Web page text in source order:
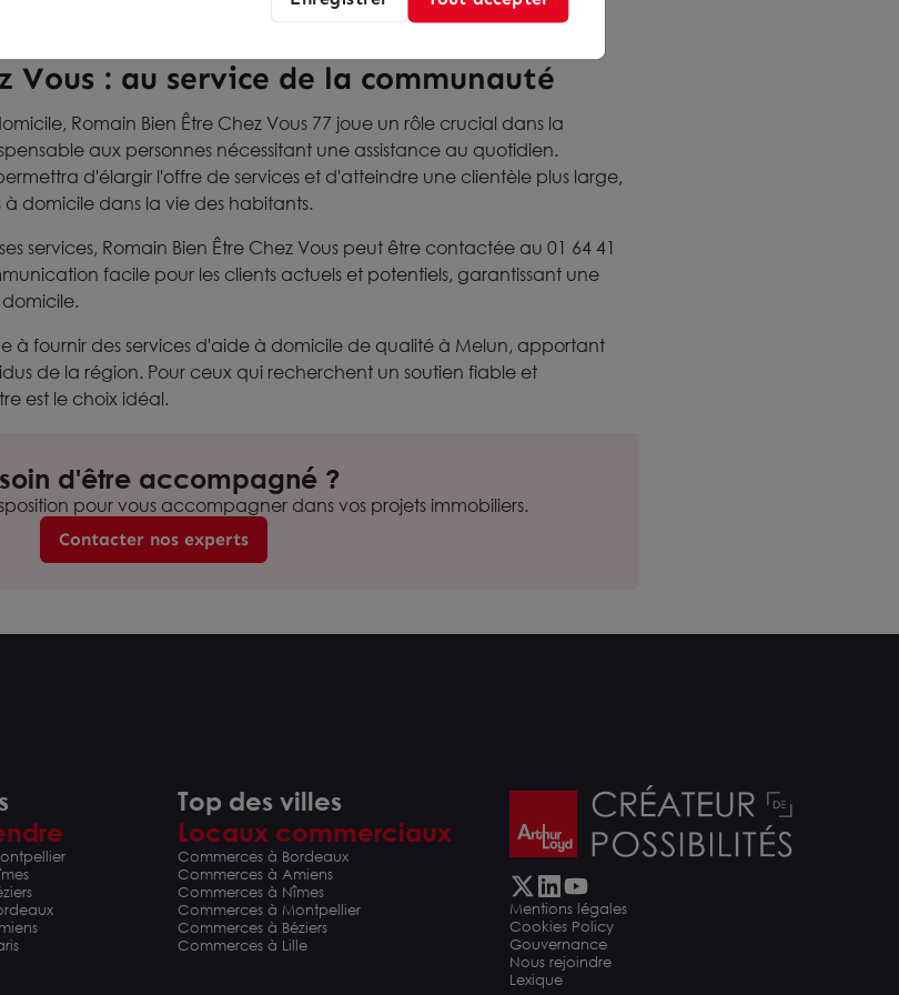
Vous : au service de la communauté
Romain Bien Être Chez Vous 77 joue un rôle crucial dans la
aux personnes nécessitant une assistance au quotidien.
d'élargir l'offre de services et d'atteindre une clientèle plus large,
domicile dans la vie des habitants.
services, Romain Bien Être Chez Vous peut être contactée au 01 64 41
facile pour les clients actuels et potentiels, garantissant une
à fournir des services d'aide à domicile de qualité à Melun, apportant
de la région. Pour ceux qui recherchent un soutien fiable et
est le choix idéal.
d'être accompagné ?
pour vous accompagner dans vos projets immobiliers.
Contacter nos experts
Top des villes
Locaux commerciaux
Commerces à Bordeaux
Commerces à Amiens
Commerces à Nîmes
Commerces à Montpellier
Commerces à Béziers
Commerces à Lille
Mentions légales
Cookies Policy
Gouvernance
Nous rejoindre
Lexique